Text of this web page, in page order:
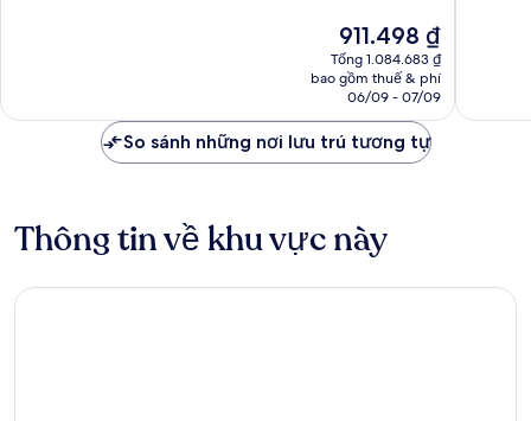
Giá
hiện
tại
là
911.498 ₫
911.498 ₫
Tổng 1.084.683 ₫
bao gồm thuế & phí
06/09 - 07/09
So sánh những nơi lưu trú tương tự
Thông tin về khu vực này